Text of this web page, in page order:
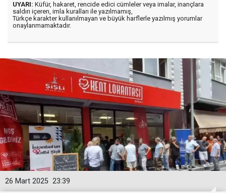
UYARI: Küfür, hakaret, rencide edici cümleler veya imalar, inançlara
saldırı içeren, imla kuralları ile yazılmamış,
Türkçe karakter kullanılmayan ve büyük harflerle yazılmış yorumlar
onaylanmamaktadır.
23:39
26 Mart 2025